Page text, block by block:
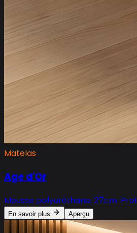
Matelas
Age d'Or
Mousse polyuréthane, 27cm.
En savoir plus Aperçu